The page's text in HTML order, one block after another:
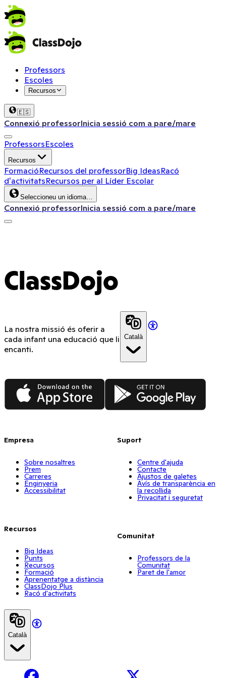
Professors
Escoles
Recursos
🇪🇸
Connexió professorInicia sessió com a pare/mare
ProfessorsEscoles
Recursos
FormacióRecursos del professorBig IdeasRacó
d'activitatsRecursos per al Líder Escolar
Seleccioneu un idioma…
Connexió professorInicia sessió com a pare/mare
ClassDojo
La nostra missió és oferir a
cada infant una educació que li
encanti.
Català
App Store Google Play
Empresa
Sobre nosaltres
Prem
Carreres
Enginyeria
Accessibilitat
Recursos
Big Ideas
Punts
Recursos
Formació
Aprenentatge a distància
ClassDojo Plus
Racó d'activitats
Suport
Centre d'ajuda
Contacte
Ajustos de galetes
Avís de transparència en
la recollida
Privacitat i seguretat
Comunitat
Professors de la
Comunitat
Paret de l'amor
Català
Facebook X